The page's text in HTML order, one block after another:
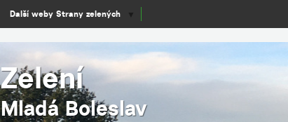
Zelení
Mladá Boleslav
Další weby Strany zelených ▼